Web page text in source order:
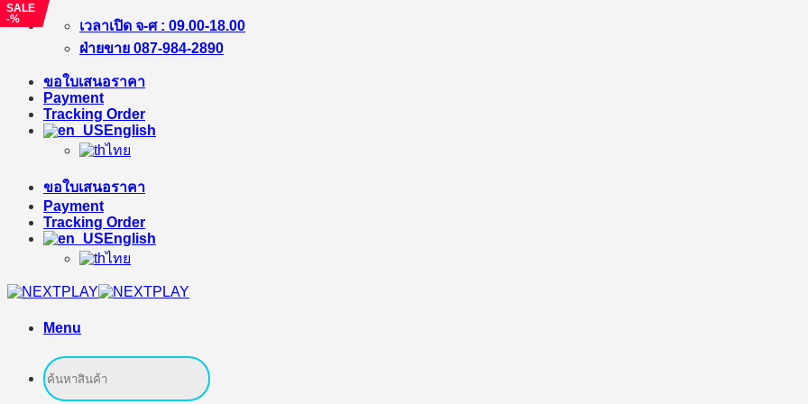
Skip
เวลาเปิด จ-ศ : 09.00-18.00
ฝ่ายขาย 087-984-2890
ขอใบเสนอราคา
Payment
Tracking Order
English
ไทย
ขอใบเสนอราคา
Payment
Tracking Order
English
ไทย
Menu
Search
for:
SALE
-%
SALE
-%
SALE
-8%